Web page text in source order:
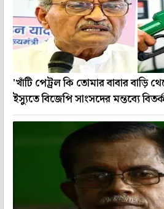
'খাঁটি পেট্রল কি তোমার বাবার
ইস্যুতে বিজেপি সাংসদের মন্তব্যে